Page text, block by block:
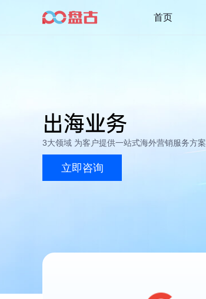
首页
出海业务
3大领域 为客户提供一站式海外营销服务方案
立即咨询